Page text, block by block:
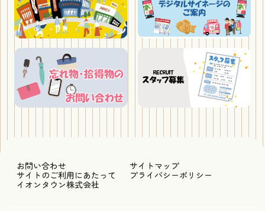
お問い合わせ
サイトマップ
サイトのご利用にあたって
プライバシーポリシー
イオンタウン株式会社